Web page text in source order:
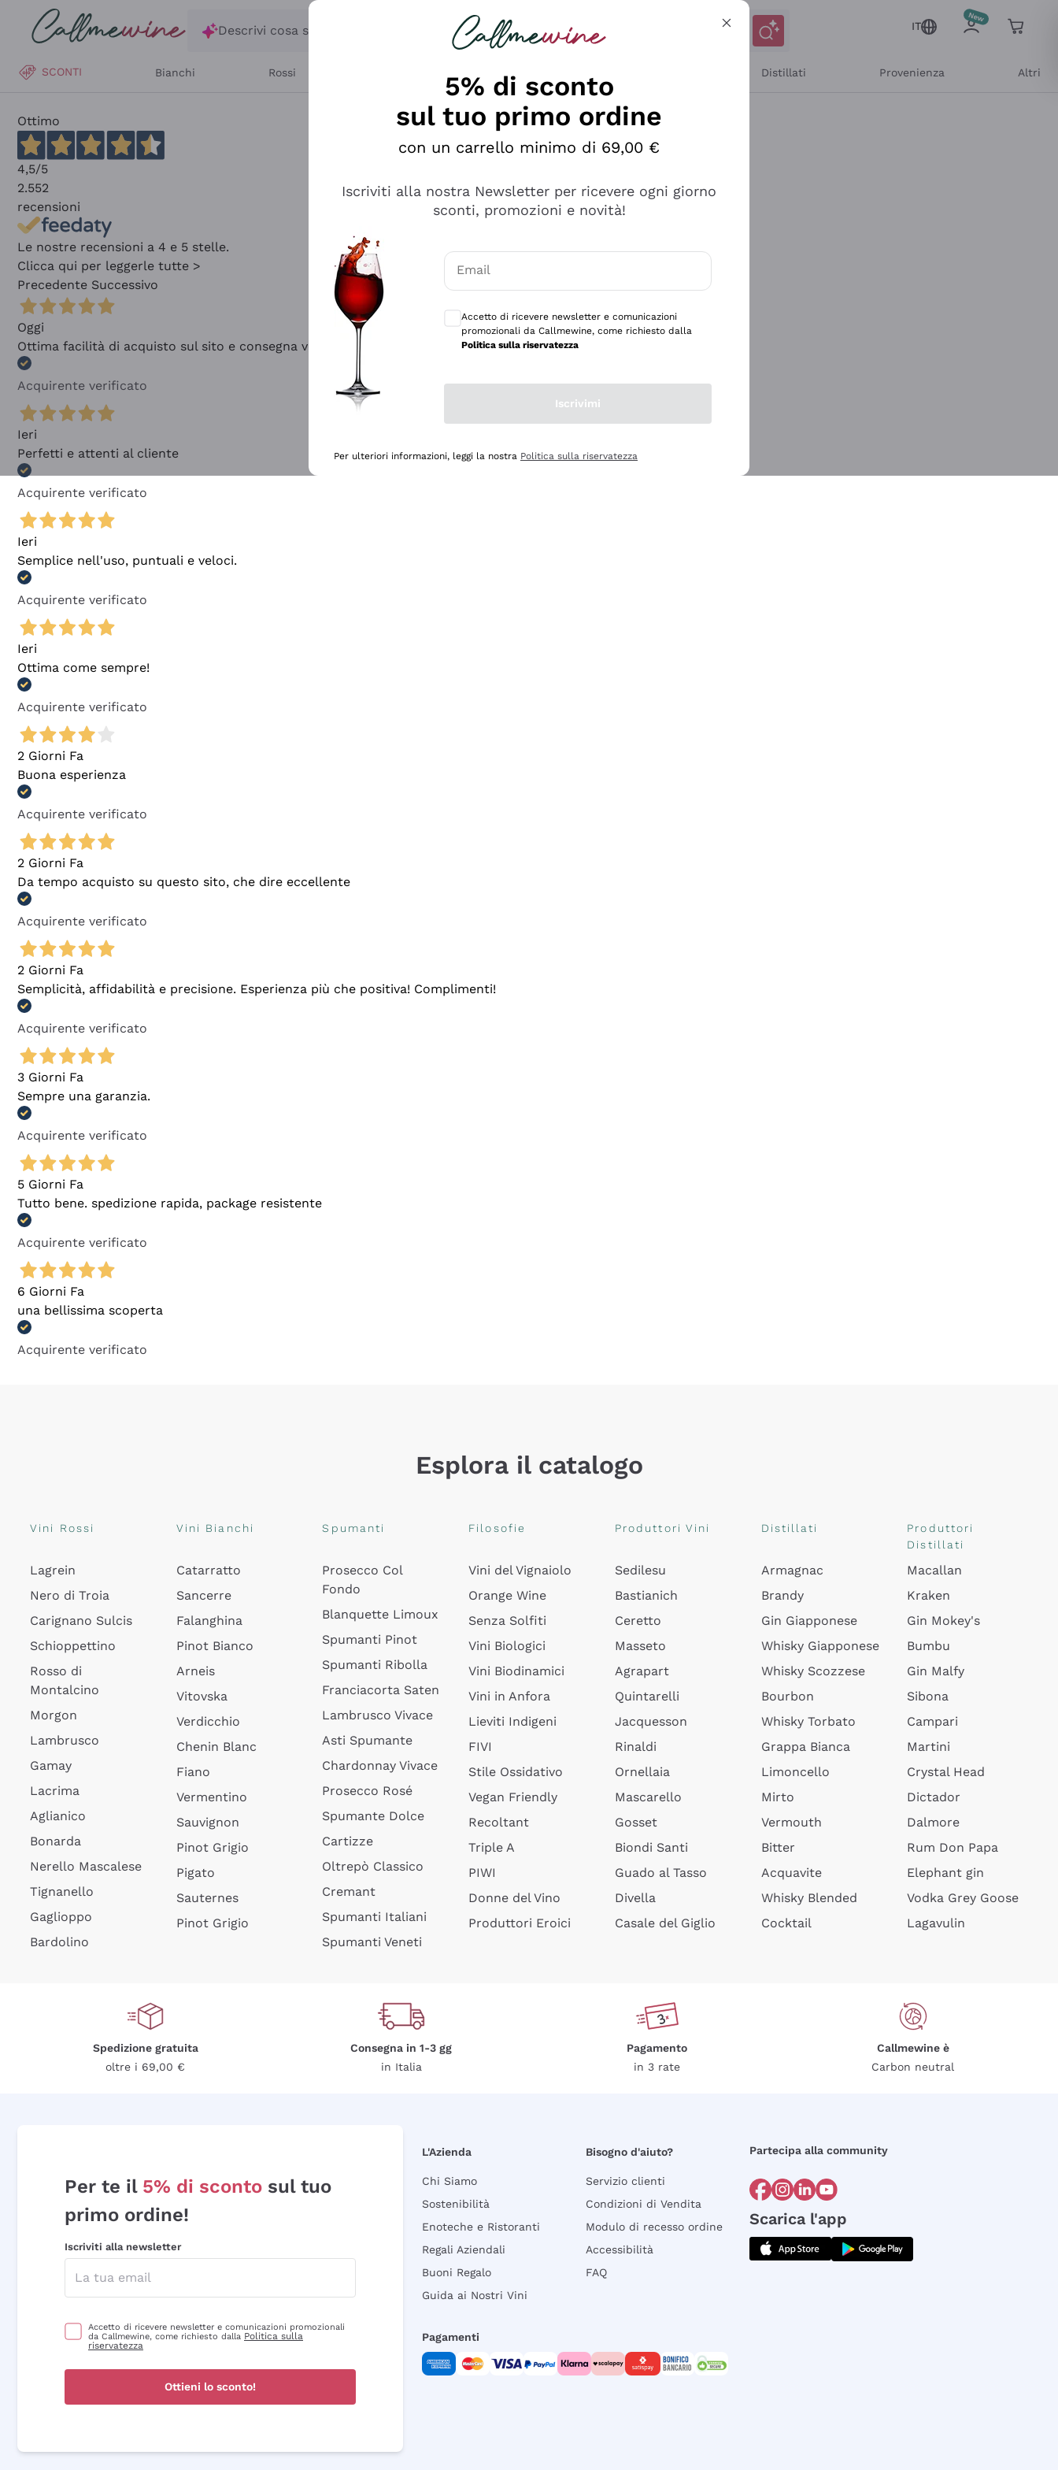
Salta al contenuto principale
Descrivi cosa stai cercando
IT
SCONTI Bianchi Rossi Distillati Provenienza Altri
Ottimo
4,5/5
2.552
recensioni
Le nostre recensioni a 4 e 5 stelle.
Clicca qui per leggerle tutte >
Precedente Successivo
Oggi
Ottima facilità di acquisto sul sito e consegna velocissima
Acquirente verificato
Ieri
Perfetti e attenti al cliente
Acquirente verificato
Ieri
Semplice nell'uso, puntuali e veloci.
Acquirente verificato
Ieri
Ottima come sempre!
Acquirente verificato
2 Giorni Fa
Buona esperienza
Acquirente verificato
2 Giorni Fa
Da tempo acquisto su questo sito, che dire eccellente
Acquirente verificato
2 Giorni Fa
Semplicità, affidabilità e precisione. Esperienza più che positiva! Complimenti!
Acquirente verificato
3 Giorni Fa
Sempre una garanzia.
Acquirente verificato
5 Giorni Fa
Tutto bene. spedizione rapida, package resistente
Acquirente verificato
6 Giorni Fa
una bellissima scoperta
Acquirente verificato
Esplora il catalogo
Vini Rossi
Lagrein
Nero di Troia
Carignano Sulcis
Schioppettino
Rosso di
Montalcino
Morgon
Lambrusco
Gamay
Lacrima
Aglianico
Bonarda
Nerello Mascalese
Tignanello
Gaglioppo
Bardolino
Vini Bianchi
Catarratto
Sancerre
Falanghina
Pinot Bianco
Arneis
Vitovska
Verdicchio
Chenin Blanc
Fiano
Vermentino
Sauvignon
Pinot Grigio
Pigato
Sauternes
Pinot Grigio
Spumanti
Prosecco Col
Fondo
Blanquette Limoux
Spumanti Pinot
Spumanti Ribolla
Franciacorta Saten
Lambrusco Vivace
Asti Spumante
Chardonnay Vivace
Prosecco Rosé
Spumante Dolce
Cartizze
Oltrepò Classico
Cremant
Spumanti Italiani
Spumanti Veneti
Filosofie
Vini del Vignaiolo
Orange Wine
Senza Solfiti
Vini Biologici
Vini Biodinamici
Vini in Anfora
Lieviti Indigeni
FIVI
Stile Ossidativo
Vegan Friendly
Recoltant
Triple A
PIWI
Donne del Vino
Produttori Eroici
Produttori Vini
Sedilesu
Bastianich
Ceretto
Masseto
Agrapart
Quintarelli
Jacquesson
Rinaldi
Ornellaia
Mascarello
Gosset
Biondi Santi
Guado al Tasso
Divella
Casale del Giglio
Distillati
Armagnac
Brandy
Gin Giapponese
Whisky Giapponese
Whisky Scozzese
Bourbon
Whisky Torbato
Grappa Bianca
Limoncello
Mirto
Vermouth
Bitter
Acquavite
Whisky Blended
Cocktail
Produttori
Distillati
Macallan
Kraken
Gin Mokey's
Bumbu
Gin Malfy
Sibona
Campari
Martini
Crystal Head
Dictador
Dalmore
Rum Don Papa
Elephant gin
Vodka Grey Goose
Lagavulin
Spedizione gratuita
oltre i 69,00 €
Consegna in 1-3 gg
in Italia
Pagamento
in 3 rate
Callmewine è
Carbon neutral
Per te il 5% di sconto sul tuo
primo ordine!
Iscriviti alla newsletter
Accetto di ricevere newsletter e comunicazioni promozionali
da Callmewine, come richiesto dalla Politica sulla
riservatezza
Ottieni lo sconto!
L'Azienda
Chi Siamo
Sostenibilità
Enoteche e Ristoranti
Regali Aziendali
Buoni Regalo
Guida ai Nostri Vini
Bisogno d'aiuto?
Servizio clienti
Condizioni di Vendita
Modulo di recesso ordine
Accessibilità
FAQ
Partecipa alla community
Scarica l'app
Pagamenti
5% di sconto
sul tuo primo ordine
con un carrello minimo di 69,00 €
Iscriviti alla nostra Newsletter per ricevere ogni giorno
sconti, promozioni e novità!
Email
Accetto di ricevere newsletter e comunicazioni
promozionali da Callmewine, come richiesto dalla
Politica sulla riservatezza
Iscrivimi
Per ulteriori informazioni, leggi la nostra Politica sulla riservatezza